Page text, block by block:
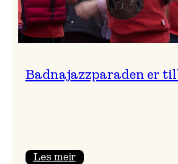
Badnajazzparaden er
Les meir: